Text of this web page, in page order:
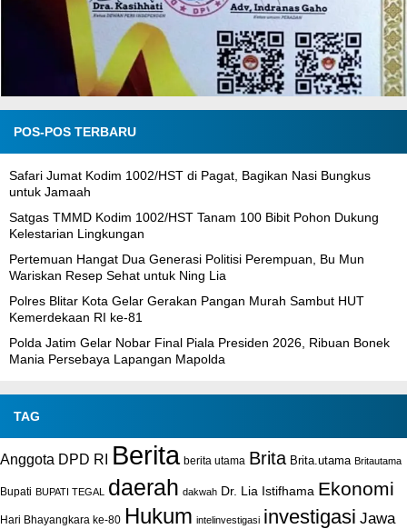
POS-POS TERBARU
Safari Jumat Kodim 1002/HST di Pagat, Bagikan Nasi Bungkus
untuk Jamaah
Satgas TMMD Kodim 1002/HST Tanam 100 Bibit Pohon Dukung
Kelestarian Lingkungan
Pertemuan Hangat Dua Generasi Politisi Perempuan, Bu Mun
Wariskan Resep Sehat untuk Ning Lia
Polres Blitar Kota Gelar Gerakan Pangan Murah Sambut HUT
Kemerdekaan RI ke-81
Polda Jatim Gelar Nobar Final Piala Presiden 2026, Ribuan Bonek
Mania Persebaya Lapangan Mapolda
TAG
Anggota DPD RI Berita berita utama Brita Brita.utama Britautama
Bupati BUPATI TEGAL daerah dakwah Dr. Lia Istifhama Ekonomi
Hari Bhayangkara ke-80 Hukum intelinvestigasi investigasi Jawa